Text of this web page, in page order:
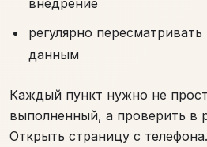
внедрение
регулярно
данным
Каждый пункт нужно не
выполненный, а проверить в
Открыть страницу с